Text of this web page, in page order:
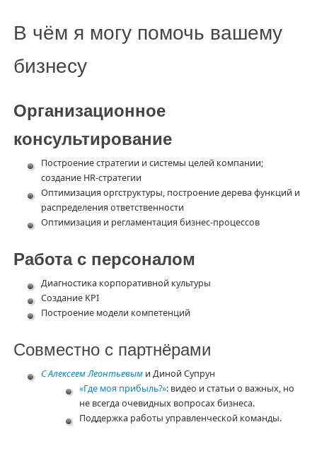
В чём я могу помочь вашему
бизнесу
Организационное
консультирование
Построение стратегии и системы целей компании;
создание HR-стратегии
Оптимизация оргструктуры, построение дерева функций и
распределения ответственности
Оптимизация и регламентация бизнес-процессов
Работа с персоналом
Диагностика корпоративной культуры
Создание KPI
Построение модели компетенций
Совместно с партнёрами
С Алексеем Леонтьевыми Диной Супрун
«Где моя прибыль?»: видео и статьи о важных, но
не всегда очевидных вопросах бизнеса.
Поддержка работы управленческой команды.